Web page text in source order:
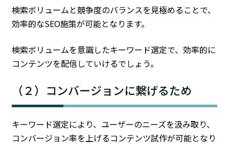
検索ボリュームと競争度のバランスを見極めることで、
効率的なSEO施策が可能となります。
検索ボリュームを意識したキーワード選定で、効率的に
コンテンツを配信していけるでしょう。
（２）コンバージョンに繋げるため
キーワード選定により、ユーザーのニーズを汲み取り、
コンバージョン率を上げるコンテンツ試作が可能となり